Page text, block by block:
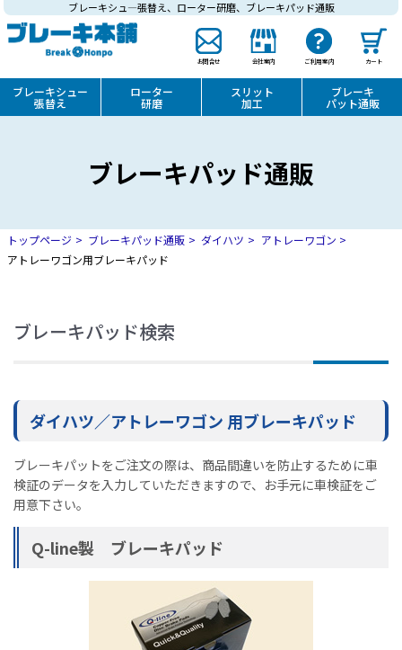
ブレーキシュ―張替え、ローター研磨、ブレーキパッド通販
お問合せ 会社案内 ご利用案内 カート
ブレーキシュー
張替え
ローター
研磨
スリット
加工
ブレーキ
パット通販
ブレーキパッド通販
トップページ ブレーキパッド通販 ダイハツ
アトレーワゴン
アトレーワゴン用ブレーキパッド
ブレーキパッド検索
ダイハツ／アトレーワゴン 用ブレーキパッド
ブレーキパットをご注文の際は、商品間違いを防止するために車
検証のデータを入力していただきますので、お手元に車検証をご
用意下さい。
Q-line製 ブレーキパッド